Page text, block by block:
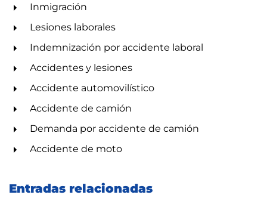
Inmigración
Lesiones laborales
Indemnización por accidente laboral
Accidentes y lesiones
Accidente automovilístico
Accidente de camión
Demanda por accidente de camión
Accidente de moto
Entradas relacionadas